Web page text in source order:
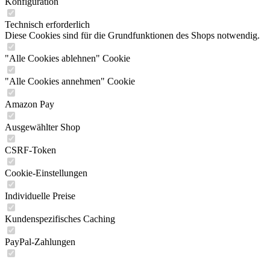
Technisch erforderlich
Diese Cookies sind für die Grundfunktionen des Shops notwendig.
"Alle Cookies ablehnen" Cookie
"Alle Cookies annehmen" Cookie
Amazon Pay
Ausgewählter Shop
CSRF-Token
Cookie-Einstellungen
Individuelle Preise
Kundenspezifisches Caching
PayPal-Zahlungen